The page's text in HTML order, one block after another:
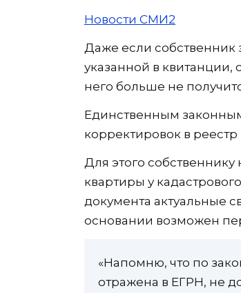
Новости СМИ2
Даже если собственник
указанной в
него больше не
Единственным
корректировок в
Для этого
квартиры у
документа актуальные
основании возможен
«Напомню, что по
отражена в ЕГРН, не